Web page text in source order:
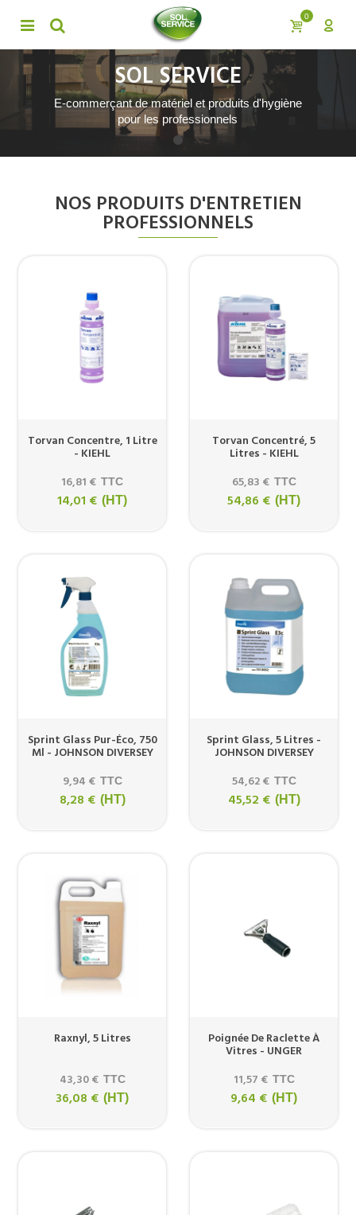
0
SOL SERVICE
E-commerçant de matériel et produits d'hygiène
pour les professionnels
NOS PRODUITS D'ENTRETIEN
PROFESSIONNELS
Torvan Concentre, 1 Litre
- KIEHL
16,81 € TTC
14,01 € (HT)
Torvan Concentré, 5
Litres - KIEHL
65,83 € TTC
54,86 € (HT)
Sprint Glass Pur-Éco, 750
Ml - JOHNSON DIVERSEY
9,94 € TTC
8,28 € (HT)
Sprint Glass, 5 Litres -
JOHNSON DIVERSEY
54,62 € TTC
45,52 € (HT)
Raxnyl, 5 Litres
43,30 € TTC
36,08 € (HT)
Poignée De Raclette À
Vitres - UNGER
11,57 € TTC
9,64 € (HT)